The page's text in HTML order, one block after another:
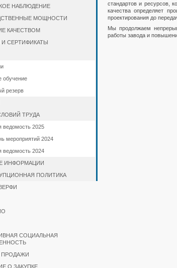
НАБЛЮДЕНИЕ
МОЩНОСТИ
КАЧЕСТВОМ
СЕРТИФИКАТЫ
обучение
резерв
ТРУДА
ведомость 2025
мероприятий 2024
ведомость 2024
ИНФОРМАЦИИ
ПОЛИТИКА
СОЦИАЛЬНАЯ
ПРОДАЖИ
О ЗАКУПКЕ
стандартов и ресурсов,
качества определяет
проектирования до
Мы продолжаем
работы завода и